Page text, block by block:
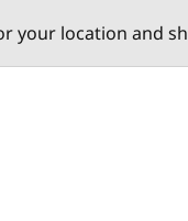
your location and